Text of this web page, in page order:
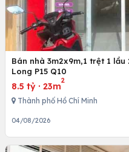
Bán nhà 3m2x9m,1 trệt 1 lầu
Long P15 Q10
8.5 tỷ · 23m
2
Thành phố Hồ Chí Minh
04/08/2026